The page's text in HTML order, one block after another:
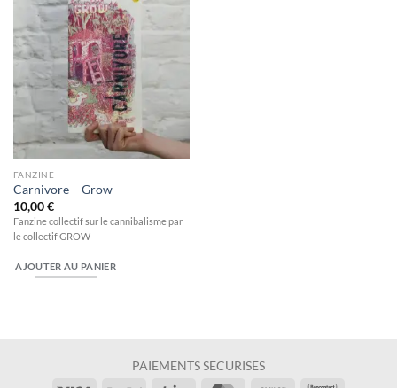
FANZINE
Carnivore – Grow
10,00€
Fanzine collectif sur le cannibalisme par
le collectif GROW
AJOUTER AU PANIER
PAIEMENTS SECURISES